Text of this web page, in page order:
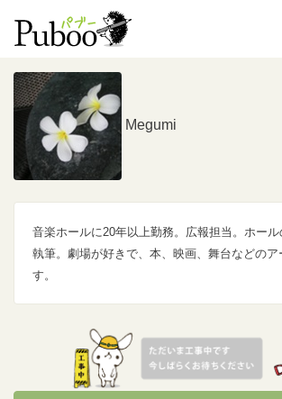
Megumi
音楽ホールに20年以上勤務。広報担当。ホール
執筆。劇場が好きで、本、映画、舞台などのア
す。